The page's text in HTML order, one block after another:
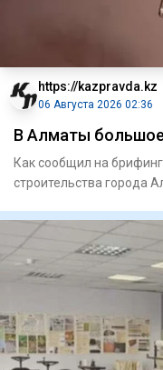
https://kazpravda.kz
06 Августа 2026 02:36
В Алматы
Как сообщил на
строи­тельства города